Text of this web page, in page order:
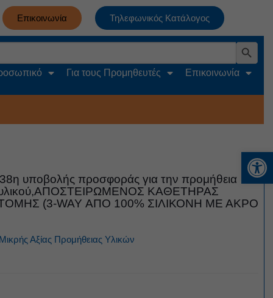
Επικοινωνία Τηλεφωνικός Κατάλογος
Search Button
Για τους Προμηθευτές Επικοινωνία
υποβολής προσφοράς για την προμήθεια
υλικού,ΑΠΟΣΤΕΙΡΩΜΕΝΟΣ ΚΑΘΕΤΗΡΑΣ
(3-WAY ΑΠΟ 100% ΣΙΛΙΚΟΝΗ ΜΕ ΑΚΡΟ
Αξίας Προμήθειας Υλικών